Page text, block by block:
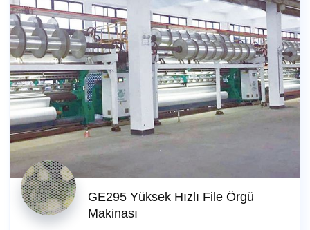
GE295 Yüksek Hızlı File Örgü
Makinası